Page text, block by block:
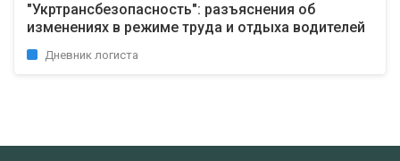
"Укртрансбезопасность": разъяснения об
изменениях в режиме труда и отдыха водителей
Дневник логиста